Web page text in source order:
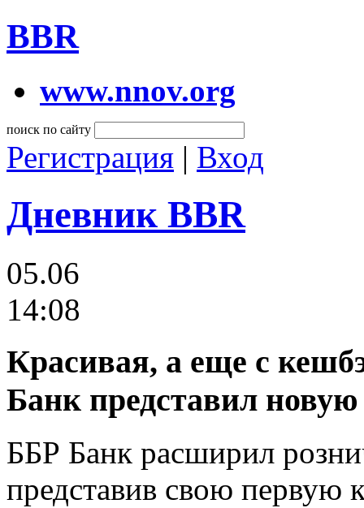
BBR
www.nnov.org
поиск по сайту
Регистрация | Вход
Дневник BBR
05.06
14:08
Красивая, а еще с
Банк представил
ББР Банк расширил
представив свою